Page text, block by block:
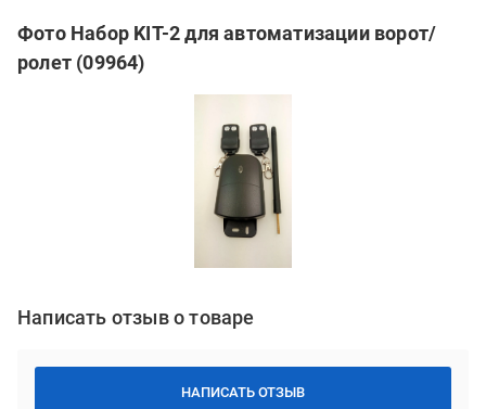
Фото Набор KIT-2 для автоматизации ворот/
ролет (09964)
Написать отзыв о товаре
НАПИСАТЬ ОТЗЫВ